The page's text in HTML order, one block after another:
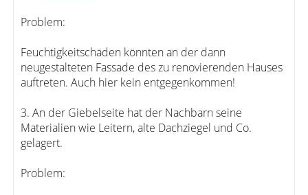
Problem:
Feuchtigkeitschäden könnten an der dann
neugestalteten Fassade des zu renovierenden Hauses
auftreten. Auch hier kein entgegenkommen!
3. An der Giebelseite hat der Nachbarn seine
Materialien wie Leitern, alte Dachziegel und Co.
gelagert.
Problem: